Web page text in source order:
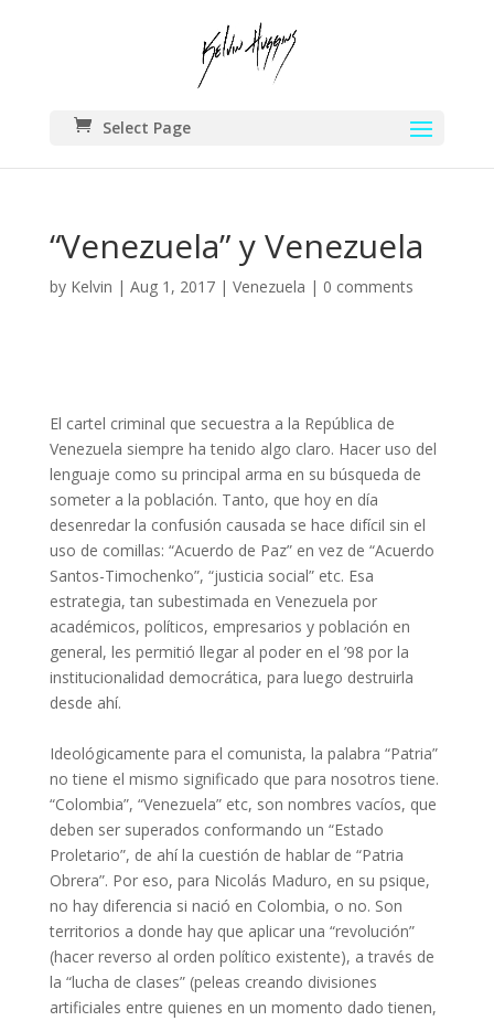
Select Page
“Venezuela” y Venezuela
by Kelvin | Aug 1, 2017| Venezuela | 0 comments
El cartel criminal que secuestra a la República de
Venezuela siempre ha tenido algo claro. Hacer uso del
lenguaje como su principal arma en su búsqueda de
someter a la población. Tanto, que hoy en día
desenredar la confusión causada se hace difícil sin el
uso de comillas: “Acuerdo de Paz” en vez de “Acuerdo
Santos-Timochenko”, “justicia social” etc. Esa
estrategia, tan subestimada en Venezuela por
académicos, políticos, empresarios y población en
general, les permitió llegar al poder en el ’98 por la
institucionalidad democrática, para luego destruirla
desde ahí.
Ideológicamente para el comunista, la palabra “Patria”
no tiene el mismo significado que para nosotros tiene.
“Colombia”, “Venezuela” etc, son nombres vacíos, que
deben ser superados conformando un “Estado
Proletario”, de ahí la cuestión de hablar de “Patria
Obrera”. Por eso, para Nicolás Maduro, en su psique,
no hay diferencia si nació en Colombia, o no. Son
territorios a donde hay que aplicar una “revolución”
(hacer reverso al orden político existente), a través de
la “lucha de clases” (peleas creando divisiones
artificiales entre quienes en un momento dado tienen,